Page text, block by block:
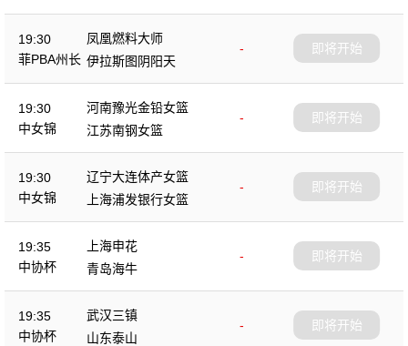
19:30
菲PBA州长
凤凰燃料大师
-
伊拉斯图阴阳天
即将开始
19:30
中女锦
河南豫光金铅女篮
-
江苏南钢女篮
即将开始
19:30
中女锦
辽宁大连体产女篮
-
上海浦发银行女篮
即将开始
19:35
中协杯
上海申花
-
青岛海牛
即将开始
19:35
中协杯
武汉三镇
-
山东泰山
即将开始